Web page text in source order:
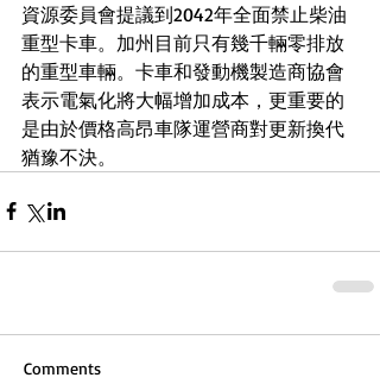
資源委員會提議到2042年全面禁止柴油
重型卡車。加州目前只有幾千輛零排放
的重型車輛。卡車和發動機製造商協會
表示電氣化將大幅增加成本，更重要的
是由於價格高昂車隊運營商對更新換代
猶豫不決。
Comments